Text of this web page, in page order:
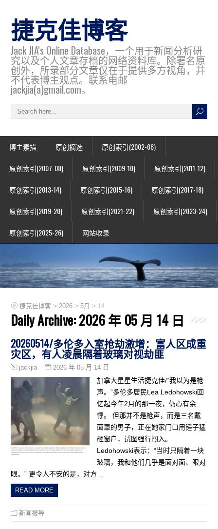
捷克佳博客
Jack JIA's Online Database，一个用于新闻分析研
究以及个人文章存档的网络资料库。除署名原
创外，所录部分文章仅在于提供多方视角，并
不代表博主观点。联系电邮
jackjia(a)gmail.com。
博主素描 原创摘选 原创索引(2002-06)
原创索引(2007-08) 原创索引(2009-10) 原创索引(2011-12)
原创索引(2013-14) 原创索引(2015-16) 原创索引(2017-18)
原创索引(2019-20) 原创索引(2021-22) 原创索引(2023-24)
原创索引(2025-26) 网站收录
捷克佳博客 > 2026 >5月 > 14
Daily Archive:2026 年 05 月 14 日
20260514/多伦多入室抢劫激增：富人区成重
灾区，有人凌晨隔着玻璃对视劫匪
jackjia 2026 年 05 月 14 日
加拿大星星生活捷克佳/“我以为是枪
声。”多伦多居民Lea Ledohowski回
忆起今年2月的那一夜，仍心有余
悸。 但那并不是枪声，而是三名戴
面罩的男子，正在她家门口用锤子猛
砸窗户，试图强行闯入。
Ledohowski表示：“当时只隔着一块
玻璃，我和他们几乎是面对面、眼对
眼。” 更令人不安的是，对方…
READ MORE
新闻报导